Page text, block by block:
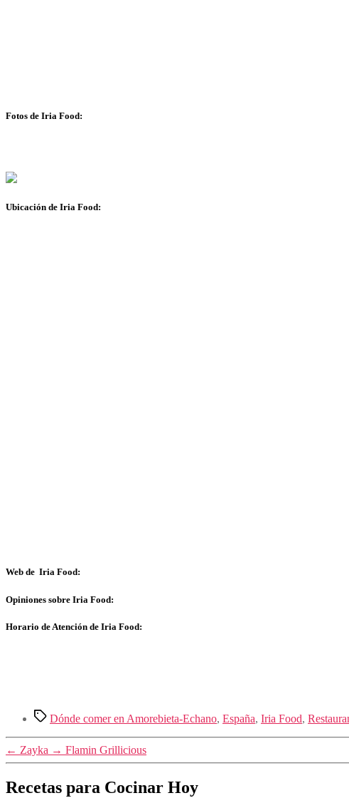
Fotos de Iria Food:
Ubicación de Iria Food:
Web de Iria Food:
Opiniones sobre Iria Food:
Horario de Atención de Iria Food:
Etiquetas
Dónde comer en Amorebieta-Echano, España, Iria Food,
← Zayka → Flamin Grillicious
Recetas para Cocinar Hoy